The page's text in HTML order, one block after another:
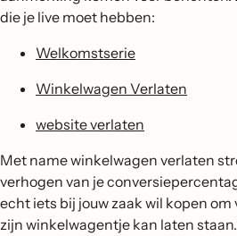
die je live moet hebben:
Welkomstserie
Winkelwagen Verlaten
website verlaten
Met name winkelwagen verlaten
verhogen van je
echt iets bij jouw zaak wil kopen
zijn winkelwagentje kan laten